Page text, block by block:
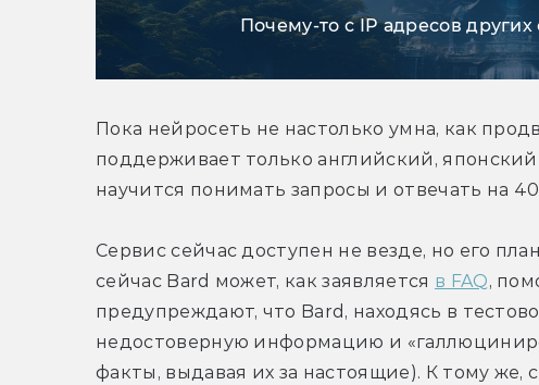
Почему-то с IP адресов
Пока нейросеть не настолько умна, как
поддерживает только английский,
научится понимать запросы и отвечать на
Сервис сейчас доступен не везде, но его
сейчас Bard может, как заявляется в FAQ,
предупреждают, что Bard, находясь в
недостоверную информацию и
факты, выдавая их за настоящие). К тому же,